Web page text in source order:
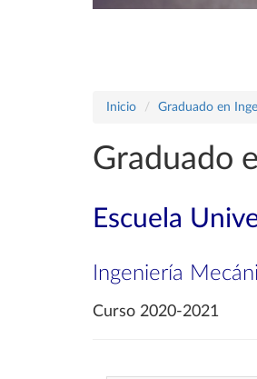
Inicio Graduado en
Graduado
Escuela
Ingeniería
Curso 2020-2021